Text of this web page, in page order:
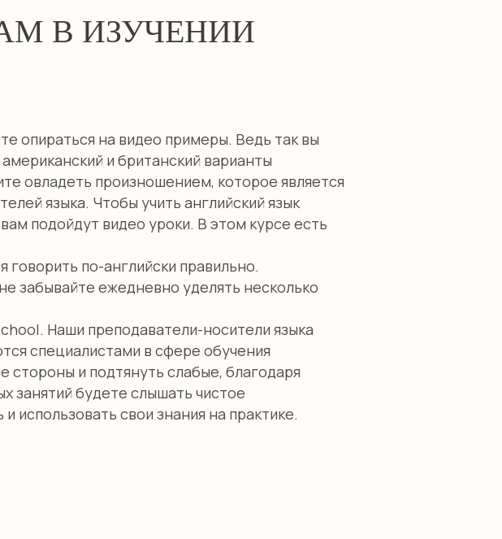
В ИЗУЧЕНИИ
опираться на видео примеры. Ведь так вы
и британский варианты
овладеть произношением, которое является
языка. Чтобы учить английский язык
подойдут видео уроки. В этом курсе есть
по-английски правильно.
забывайте ежедневно уделять несколько
Наши преподаватели-носители языка
специалистами в сфере обучения
и подтянуть слабые, благодаря
занятий будете слышать чистое
использовать свои знания на практике.